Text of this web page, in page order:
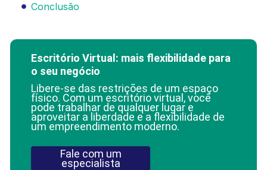
Conclusão
Escritório Virtual: mais flexibilidade para
o seu negócio
Libere-se das restrições de um espaço
físico. Com um escritório virtual, você
pode trabalhar de qualquer lugar e
aproveitar a liberdade e a flexibilidade de
um empreendimento moderno.
Fale com um
especialista